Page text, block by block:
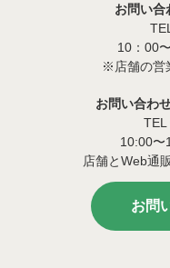
お問い合
10：00
※店舗の営
お問い合わ
10:00〜
店舗とWeb通
お問